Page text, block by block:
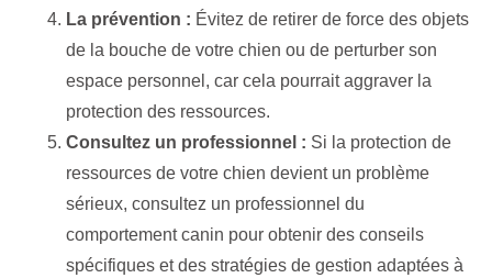
La prévention : Évitez de retirer de force des objets
de la bouche de votre chien ou de perturber son
espace personnel, car cela pourrait aggraver la
protection des ressources.
Consultez un professionnel : Si la protection de
ressources de votre chien devient un problème
sérieux, consultez un professionnel du
comportement canin pour obtenir des conseils
spécifiques et des stratégies de gestion adaptées à